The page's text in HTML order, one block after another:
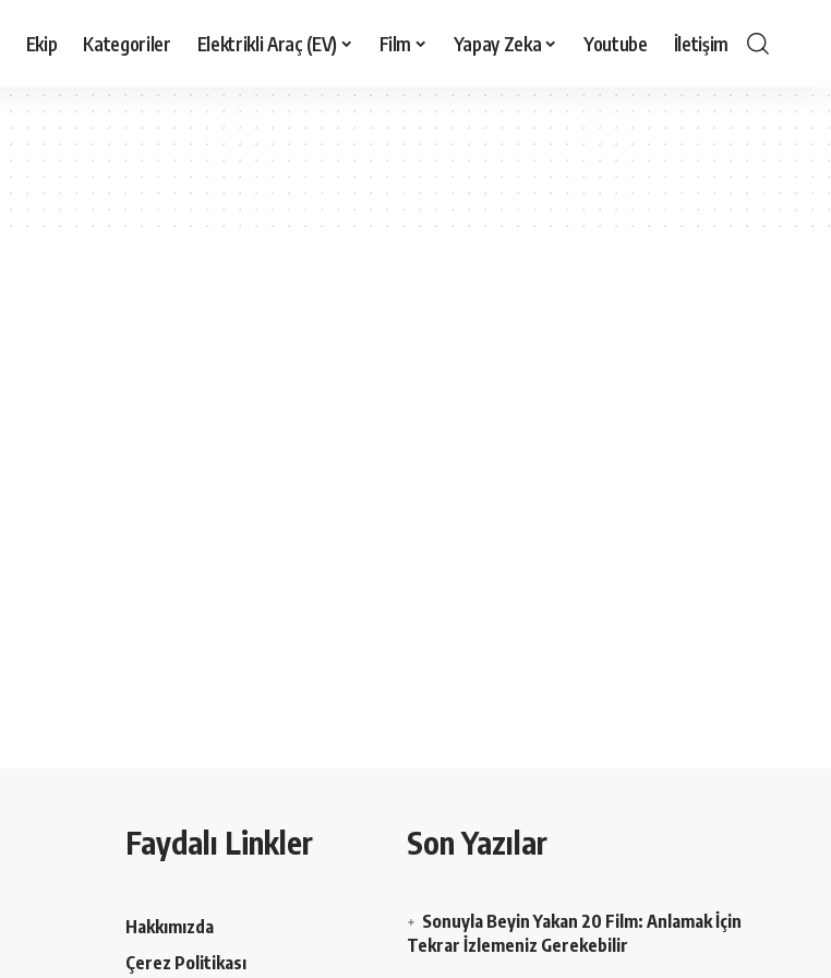
Ekip Kategoriler Elektrikli Araç (EV) Film Yapay Zeka Youtube İletişim
Faydalı Linkler
Hakkımızda
Çerez Politikası
Son Yazılar
Sonuyla Beyin Yakan 20 Film: Anlamak İçin
Tekrar İzlemeniz Gerekebilir